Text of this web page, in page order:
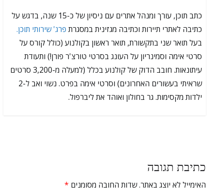
כתב תוכן, עורך ומנהל אתרים עם ניסיון של כ-15 שנה, בדגש על
כתיבה לאתרי תיירות וכתיבה מגזינית במסגרת פרג' שירותי תוכן.
בעל תואר שני בתקשורת, תואר ראשון בקולנוע (כולל קורס על
סרטי אימה וסמינריון על העונג בסרטי טורצ'ר פורן!) ותעודת
עיתונאות. חובב הדוק של קולנוע בכלל (למעלה מ-3,200 סרטים
שראיתי בעשורים האחרונים) וסרטי אימה בפרט. נשוי ואב ל-2
ילדות מקסימות. גר בחולון ואוהד את ליברפול.
כתיבת תגובה
האימייל לא יוצג באתר.שדות החובה מסומנים *